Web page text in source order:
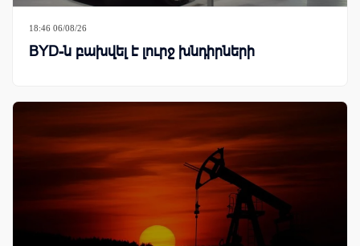
18:46 06/08/26
BYD-ն բախվել է լուրջ խնդիրների